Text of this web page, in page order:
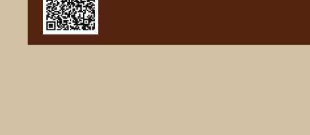
2022年1月
2021年11月
2021年10月
2021年9月